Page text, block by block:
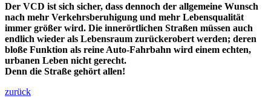
Der VCD ist sich sicher, dass dennoch der allgemeine Wunsch
nach mehr Verkehrsberuhigung und mehr Lebensqualität
immer größer wird. Die innerörtlichen Straßen müssen auch
endlich wieder als Lebensraum zurückerobert werden; deren
bloße Funktion als reine Auto-Fahrbahn wird einem echten,
urbanen Leben nicht gerecht.
Denn die Straße gehört allen!
zurück